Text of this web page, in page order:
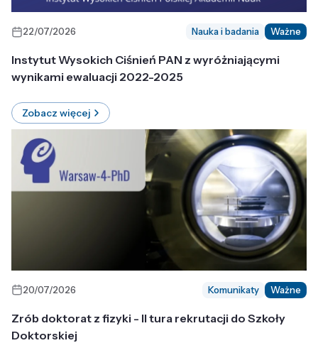
22/07/2026 Nauka i badania Ważne
Instytut Wysokich Ciśnień PAN z wyróżniającymi
wynikami ewaluacji 2022-2025
Zobacz więcej
20/07/2026 Komunikaty Ważne
Zrób doktorat z fizyki - II tura rekrutacji do Szkoły
Doktorskiej